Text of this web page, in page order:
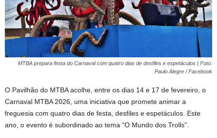
MTBA prepara festa do Carnaval com quatro dias de desfiles e espetáculos | Foto:
Paulo Alegre / Facebook
O Pavilhão do MTBA acolhe, entre os dias 14 e 17 de fevereiro, o
Carnaval MTBA 2026, uma iniciativa que promete animar a
freguesia com quatro dias de festa, desfiles e espetáculos. Este
ano, o evento é subordinado ao tema “O Mundo dos Trolls”.